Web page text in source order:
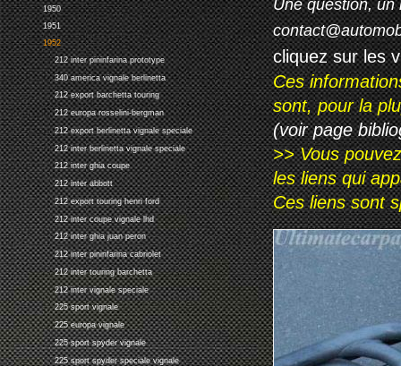
1950
1951
1952
212 inter pininfarina prototype
340 america vignale berlinetta
212 export barchetta touring
212 europa rosselini-bergman
212 export berlinetta vignale speciale
212 inter berlinetta vignale speciale
212 inter ghia coupe
212 inter abbott
212 export touring henri ford
212 inter coupe vignale lhd
212 inter ghia juan peron
212 inter pininfarina cabriolet
212 inter touring barchetta
212 inter vignale speciale
225 sport vignale
225 europa vignale
225 sport spyder vignale
225 sport spyder speciale vignale
Une question, un
cliquez sur les
Ces
sont, pour la
(voir page
>> Vous
les liens qui
Ces liens sont